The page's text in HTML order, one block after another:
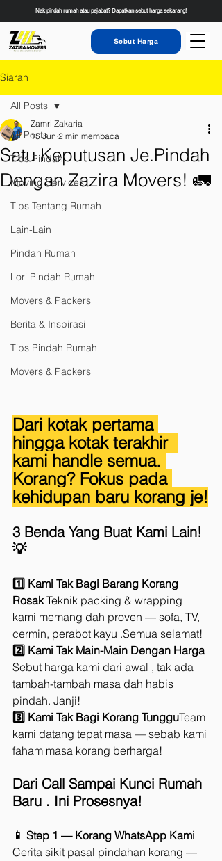
Sebut Harga
Nak pindah rumah atau pejabat? Dapatkan sebut harga sekarang!
Siaran
All Posts
Tips Pindah
Moving Services
Tips Tentang Rumah
Lain-Lain
Pindah Rumah
Lori Pindah Rumah
Movers & Packers
Berita & Inspirasi
Tips Pindah Rumah
Movers & Packers
All Posts
Satu Keputusan Je.Pindah
Dengan Zazira Movers! 🚛
Zamri Zakaria
15 Jun 2 min membaca
Dari kotak pertama
hingga kotak terakhir
kami handle semua.
Korang? Fokus pada
kehidupan baru korang je!
3 Benda Yang Buat Kami Lain!
💡
1️⃣ Kami Tak Bagi Barang Korang
Rosak Teknik packing & wrapping
kami memang dah proven — sofa, TV,
cermin, perabot kayu .Semua selamat!
2️⃣ Kami Tak Main-Main Dengan Harga
Sebut harga kami dari awal , tak ada
tambah-tambah masa dah habis
pindah. Janji!
3️⃣ Kami Tak Bagi Korang TungguTeam
kami datang tepat masa — sebab kami
faham masa korang berharga!
Dari Call Sampai Kunci Rumah
Baru . Ini Prosesnya!
📱 Step 1 — Korang WhatsApp Kami
Cerita sikit pasal pindahan korang —